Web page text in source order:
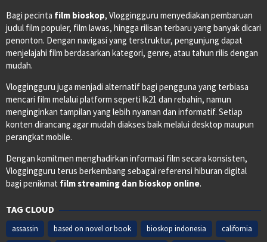
Bagi pecinta film bioskop, Vloggingguru menyediakan pembaruan
judul film populer, film lawas, hingga rilisan terbaru yang banyak dicari
penonton. Dengan navigasi yang terstruktur, pengunjung dapat
menjelajahi film berdasarkan kategori, genre, atau tahun rilis dengan
mudah.
Vloggingguru juga menjadi alternatif bagi pengguna yang terbiasa
mencari film melalui platform seperti lk21 dan rebahin, namun
menginginkan tampilan yang lebih nyaman dan informatif. Setiap
konten dirancang agar mudah diakses baik melalui desktop maupun
perangkat mobile.
Dengan komitmen menghadirkan informasi film secara konsisten,
Vloggingguru terus berkembang sebagai referensi hiburan digital
bagi penikmat film streaming dan bioskop online.
TAG CLOUD
assassin based on novel or book bioskop indonesia
california